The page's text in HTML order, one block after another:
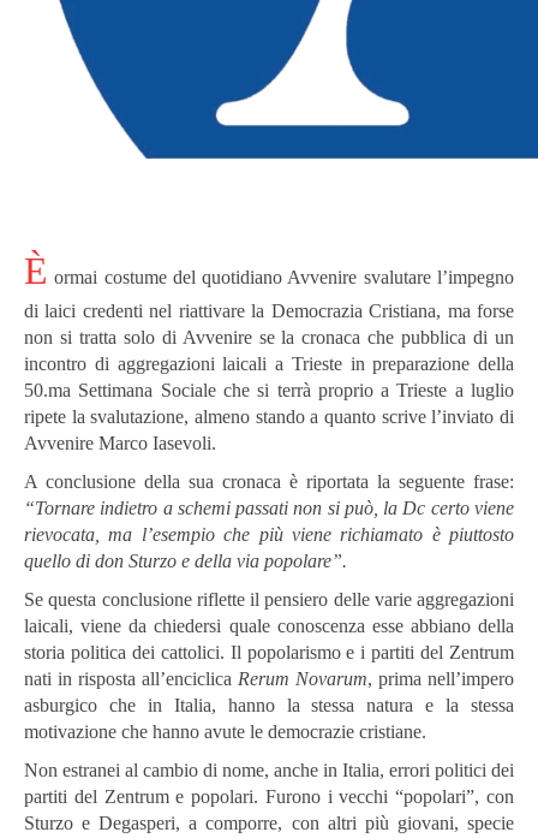
È ormai costume del quotidiano Avvenire svalutare l’impegno
di laici credenti nel riattivare la Democrazia Cristiana, ma forse
non si tratta solo di Avvenire se la cronaca che pubblica di un
incontro di aggregazioni laicali a Trieste in preparazione della
50.ma Settimana Sociale che si terrà proprio a Trieste a luglio
ripete la svalutazione, almeno stando a quanto scrive l’inviato di
Avvenire Marco Iasevoli.
A conclusione della sua cronaca è riportata la seguente frase:
“Tornare indietro a schemi passati non si può, la Dc certo viene
rievocata, ma l’esempio che più viene richiamato è piuttosto
quello di don Sturzo e della via popolare”.
Se questa conclusione riflette il pensiero delle varie aggregazioni
laicali, viene da chiedersi quale conoscenza esse abbiano della
storia politica dei cattolici. Il popolarismo e i partiti del Zentrum
nati in risposta all’enciclica Rerum Novarum, prima nell’impero
asburgico che in Italia, hanno la stessa natura e la stessa
motivazione che hanno avute le democrazie cristiane.
Non estranei al cambio di nome, anche in Italia, errori politici dei
partiti del Zentrum e popolari. Furono i vecchi “popolari”, con
Sturzo e Degasperi, a comporre, con altri più giovani, specie